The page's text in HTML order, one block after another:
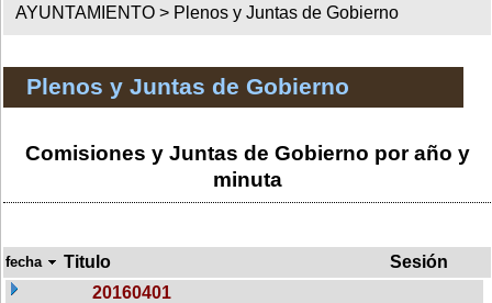
AYUNTAMIENTO > Plenos y Juntas de Gobierno
Plenos y Juntas de Gobierno
Comisiones y Juntas de Gobierno por año y
minuta
fecha Titulo
Sesión
20160401